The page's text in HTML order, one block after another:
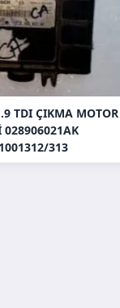
TDI ÇIKMA MOTOR
028906021AK
313